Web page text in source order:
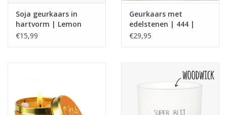
Soja geurkaars in
hartvorm | Lemon
gras | S | Beauty
€15,99
Geurkaars met
edelstenen | 444 |
Manifest Candle |
€29,95